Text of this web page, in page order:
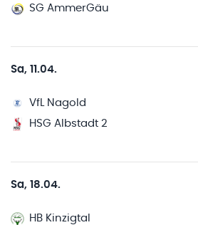
SG AmmerGäu
Sa, 11.04.
VfL Nagold
HSG Albstadt 2
Sa, 18.04.
HB Kinzigtal